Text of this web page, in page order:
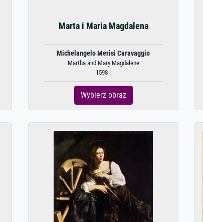
Marta i Maria Magdalena
Michelangelo Merisi Caravaggio
Martha and Mary Magdalene
1598 |
Wybierz obraz